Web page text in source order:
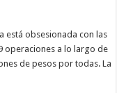
está obsesionada con las
operaciones a lo largo de
de pesos por todas. La